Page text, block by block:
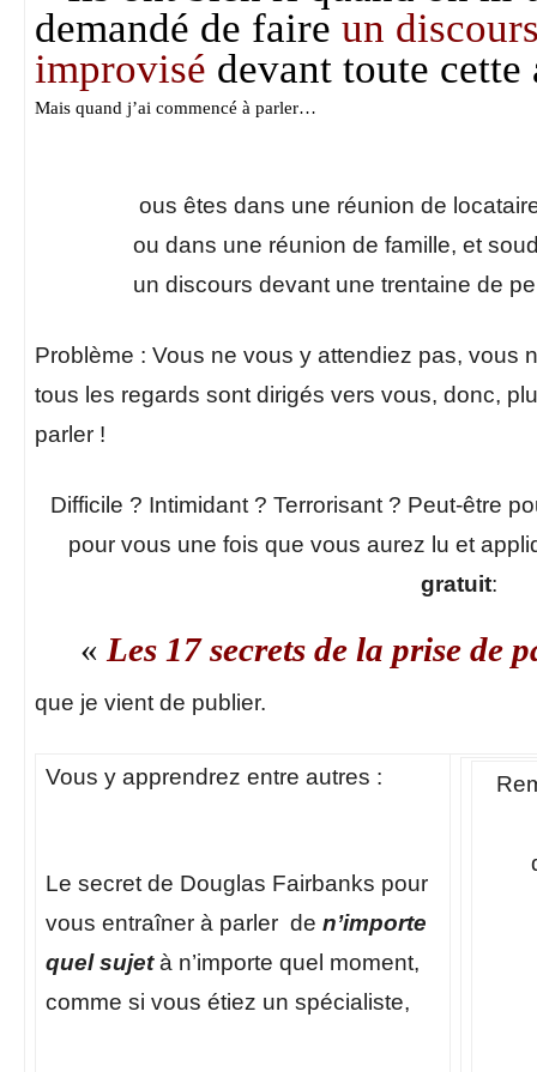
demandé de faire un
improvisé devant toute
Mais quand j’ai commencé à parler…
ous êtes dans une réunion de
ou dans une réunion de famille, et
un discours devant une trentaine de
Problème : Vous ne vous y attendiez pas, vous
tous les regards sont dirigés vers vous, donc,
parler !
Difficile ? Intimidant ? Terrorisant ? Peut-être
pour vous une fois que vous aurez lu et
gratuit:
« Les 17 secrets de la prise de
que je vient de publier.
Vous y apprendrez entre autres :
Le secret de Douglas Fairbanks pour
vous entraîner à parler de n’importe
quel sujetà n’importe quel moment,
comme si vous étiez un spécialiste,